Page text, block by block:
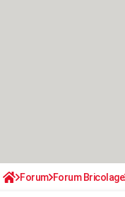
Forum Forum Bricolage